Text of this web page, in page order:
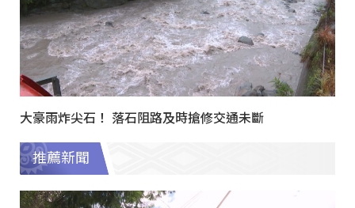
大豪雨炸尖石！ 落石阻路及時搶修交通未斷
推薦新聞